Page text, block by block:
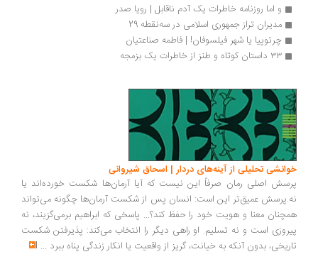
و اما روزنامه خاطرات یک آدم ناقابل | رویا صدر
مدیران تراز جمهوری اسلامی در سه‌نقطه 29
چرتوپیا یا شهر فیلسوفان! | فاطمه صناعتیان
تحلیلی از آینه‌های دردار | اسحاق شیروانی
اصلی رمان صرفاً این نیست که آیا آرمان‌ها شکست خورده‌اند یا
عمیق‌تر این است: انسان پس از شکست آرمان‌ها چگونه می‌تواند
معنا و هویت خود را حفظ کند؟... پاسخی که ابراهیم برمی‌گزیند، نه
است و نه تسلیم. او راهی دیگر را انتخاب می‌کند: پذیرفتن شکست
بدون آنکه به خیانت، گریز از واقعیت یا انکار زندگی پناه ببرد...